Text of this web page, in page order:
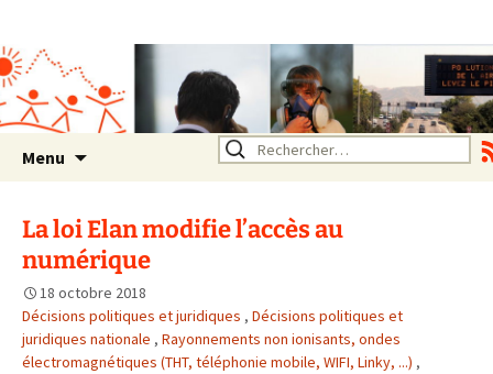
Rhône Alpes
Un environnement sain pour
la santé de tous
Menu Rechercher :
La loi Elan modifie l’accès au
numérique
18 octobre 2018
Décisions politiques et juridiques , Décisions politiques et
juridiques nationale , Rayonnements non ionisants, ondes
électromagnétiques (THT, téléphonie mobile, WIFI, Linky, ...) ,